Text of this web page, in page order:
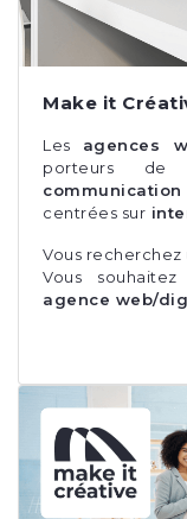
Make it
Les agences
porteurs
centrées sur
Vous recherchez
Vous
agence web/